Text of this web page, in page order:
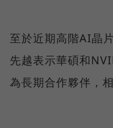
至於近期高階AI晶
先越表示華碩和
為長期合作夥伴，